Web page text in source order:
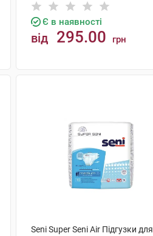
Є в наявності
від 295.00 грн
Seni Super Seni Air Підгузки для